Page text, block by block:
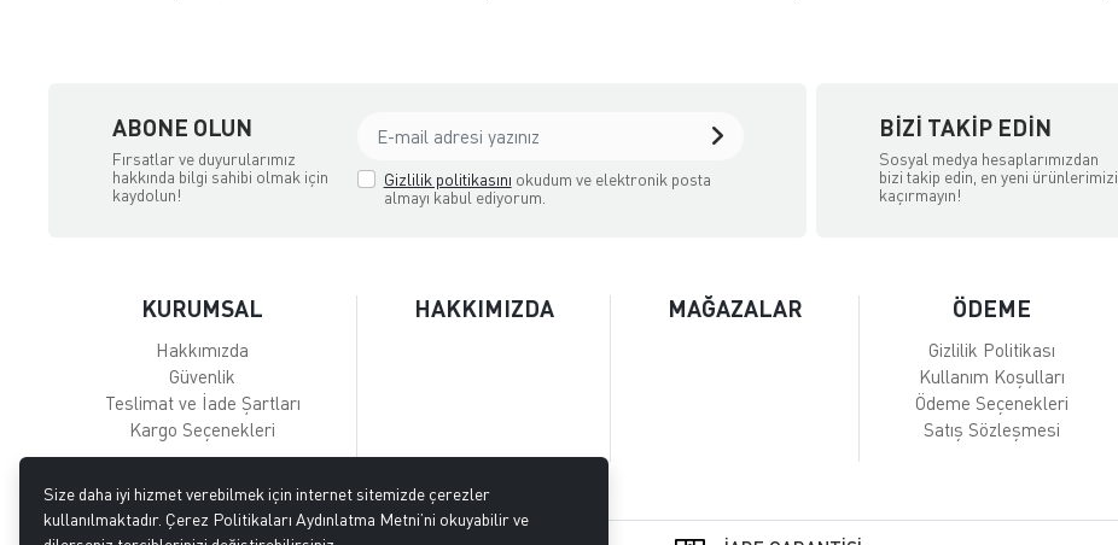
ABONE OLUN
Fırsatlar ve duyurularımız
hakkında bilgi sahibi olmak için
kaydolun!
Gizlilik politikasını okudum ve elektronik posta
almayı kabul ediyorum.
BIZI TAKIP EDIN
Sosyal medya hesaplarımızdan
bizi takip edin, en yeni ürünlerimizi
kaçırmayın!
KURUMSAL
Hakkımızda
Güvenlik
Teslimat ve İade Şartları
Kargo Seçenekleri
HAKKIMIZDA MAĞAZALAR ÖDEME
Gizlilik Politikası
Kullanım Koşulları
Ödeme Seçenekleri
Satış Sözleşmesi
Size daha iyi hizmet verebilmek için internet sitemizde çerezler
kullanılmaktadır. Çerez Politikaları Aydınlatma Metni’ni okuyabilir ve